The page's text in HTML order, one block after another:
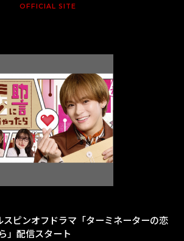
OFFICIAL SITE
スピンオフドラマ「ターミネーターの恋
」配信スタート